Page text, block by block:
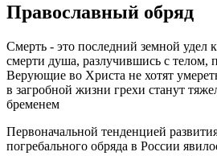
Православный обряд
Смерть - это последний земной удел
смерти душа, разлучившись с телом,
Верующие во Христа не хотят
в загробной жизни грехи станут
бременем
Первоначальной тенденцией
погребального обряда в России